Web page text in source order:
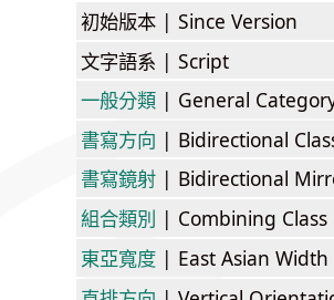
初始版本 | Since Version
文字語系 | Script
一般分類 | General
書寫方向 | Bidirectional
書寫鏡射 | Bidirectional
組合類別 | Combining Class
東亞寬度 | East Asian Width